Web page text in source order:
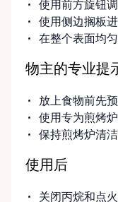
使用前方旋钮
使用侧边搁板
在整个表面均
物主的专业提
放上食物前先
使用专为煎烤
保持煎烤炉清
使用后
关闭丙烷和点火